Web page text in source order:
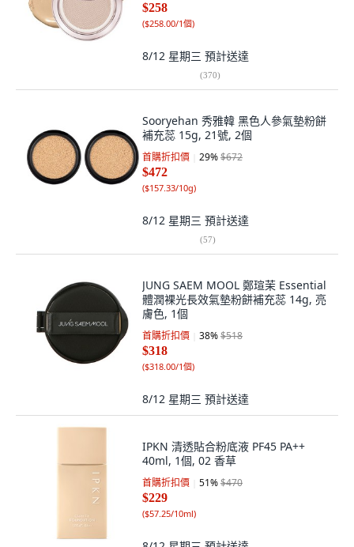
$258
($258.00/1個)
8/12 星期三 預計送達
(370)
Sooryehan 秀雅韓 黑色人參氣墊粉餅
補充蕊 15g, 21號, 2個
首購折扣價 29%$672
$472
($157.33/10g)
8/12 星期三 預計送達
(57)
JUNG SAEM MOOL 鄭瑄茉 Essential
體潤裸光長效氣墊粉餅補充蕊 14g, 亮
膚色, 1個
首購折扣價 38%$518
$318
($318.00/1個)
8/12 星期三 預計送達
IPKN 清透貼合粉底液 PF45 PA++
40ml, 1個, 02 香草
首購折扣價 51%$470
$229
($57.25/10ml)